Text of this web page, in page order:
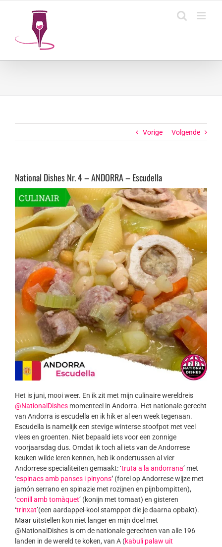
Vorige Volgende
National Dishes Nr. 4 – ANDORRA – Escudella
Het is juni, mooi weer. En ik zit met mijn culinaire wereldreis
@NationalDishes momenteel in Andorra. Het nationale gerecht
van Andorra is escudella en ik hik er al een week tegenaan.
Escudella is namelijk een stevige winterse stoofpot met veel
vlees en groenten. Niet bepaald iets voor een zonnige
voorjaarsdag dus. Omdat ik toch al iets van de Andorrese
keuken wilde leren kennen, heb ik ondertussen al vier
Andorrese specialiteiten gemaakt: ‘truta a la andorrana’ met
‘espinacs amb panses i pinyons’ (forel op Andorrese wijze met
jamón serrano en spinazie met rozijnen en pijnbompitten),
‘conill amb tomàquet’ (konijn met tomaat) en gisteren
‘trinxat’(een aardappel-kool stamppot die je daarna opbakt).
Maar uitstellen kon niet langer en mijn doel met
@NationalDishes is om de nationale gerechten van alle 196
landen in de wereld te koken, van A (kabuli palaw uit